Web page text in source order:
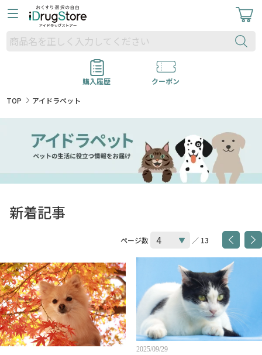
購入履歴
クーポン
TOP
アイドラペット
新着記事
ページ数 ／ 13
2025/09/29